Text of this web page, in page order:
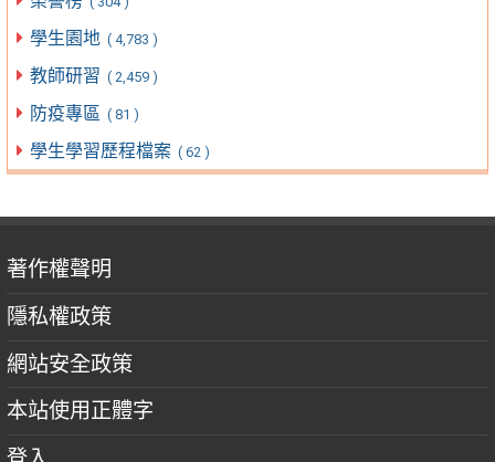
學生園地 ( 4,783 )
教師研習 ( 2,459 )
防疫專區 ( 81 )
學生學習歷程檔案 ( 62 )
著作權聲明
隱私權政策
網站安全政策
本站使用正體字